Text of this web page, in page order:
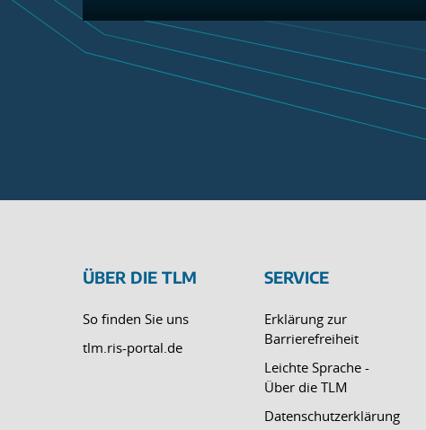
ÜBER DIE TLM
So finden Sie uns
tlm.ris-portal.de
SERVICE
Erklärung zur
Barrierefreiheit
Leichte Sprache -
Über die TLM
Datenschutzerklärung